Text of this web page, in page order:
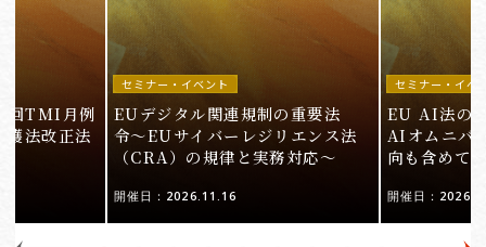
回TMI月例
護法改正法
セミナー・イベント
EUデジタル関連規制の重要法
令〜EUサイバーレジリエンス法
（CRA）の規律と実務対応〜
開催日：2026.11.16
セミナー・イベ
EU AI法の
AIオムニバ
向も含めて
開催日：